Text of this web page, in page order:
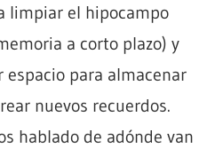
limpiar el hipocampo
a corto plazo) y
espacio para almacenar
nuevos recuerdos.
hablado de adónde van